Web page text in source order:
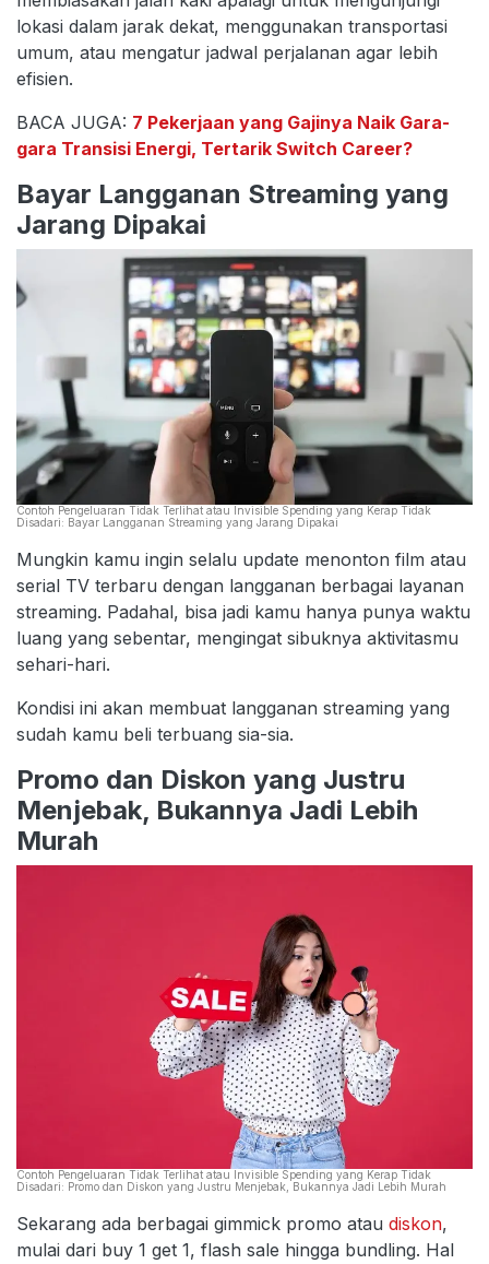
lokasi dalam jarak dekat, menggunakan transportasi
umum, atau mengatur jadwal perjalanan agar lebih
efisien.
BACA JUGA: 7 Pekerjaan yang Gajinya Naik Gara-
gara Transisi Energi, Tertarik Switch Career?
Bayar Langganan Streaming yang
Jarang Dipakai
Contoh Pengeluaran Tidak Terlihat atau Invisible Spending yang Kerap Tidak
Disadari: Bayar Langganan Streaming yang Jarang Dipakai
Mungkin kamu ingin selalu update menonton film atau
serial TV terbaru dengan langganan berbagai layanan
streaming. Padahal, bisa jadi kamu hanya punya waktu
luang yang sebentar, mengingat sibuknya aktivitasmu
sehari-hari.
Kondisi ini akan membuat langganan streaming yang
sudah kamu beli terbuang sia-sia.
Promo dan Diskon yang Justru
Menjebak, Bukannya Jadi Lebih
Murah
Contoh Pengeluaran Tidak Terlihat atau Invisible Spending yang Kerap Tidak
Disadari: Promo dan Diskon yang Justru Menjebak, Bukannya Jadi Lebih Murah
Sekarang ada berbagai gimmick promo atau diskon,
mulai dari buy 1 get 1, flash sale hingga bundling. Hal